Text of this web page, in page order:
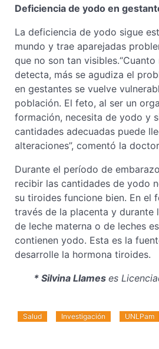
Deficiencia de yodo en
La deficiencia de yodo sigue
mundo y trae aparejadas
que no son tan
detecta, más se agudiza el
en gestantes se vuelve
población. El feto, al ser un
formación, necesita de yodo y
cantidades adecuadas puede
alteraciones”, comentó la
Durante el período de
recibir las cantidades de yodo
su tiroides funcione bien. En el
través de la placenta y durante
de leche materna o de leches
contienen yodo. Esta es la
desarrolle la hormona tiroides.
* Silvina Llames es
Salud Investigación UNLPam